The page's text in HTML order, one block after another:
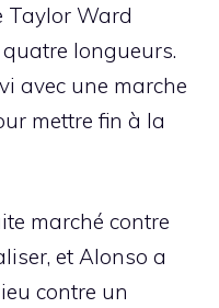
Taylor Ward
quatre longueurs.
avec une marche
mettre fin à la
marché contre
et Alonso a
contre un